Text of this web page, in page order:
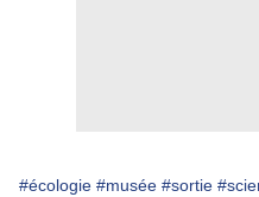
#écologie #musée #sortie